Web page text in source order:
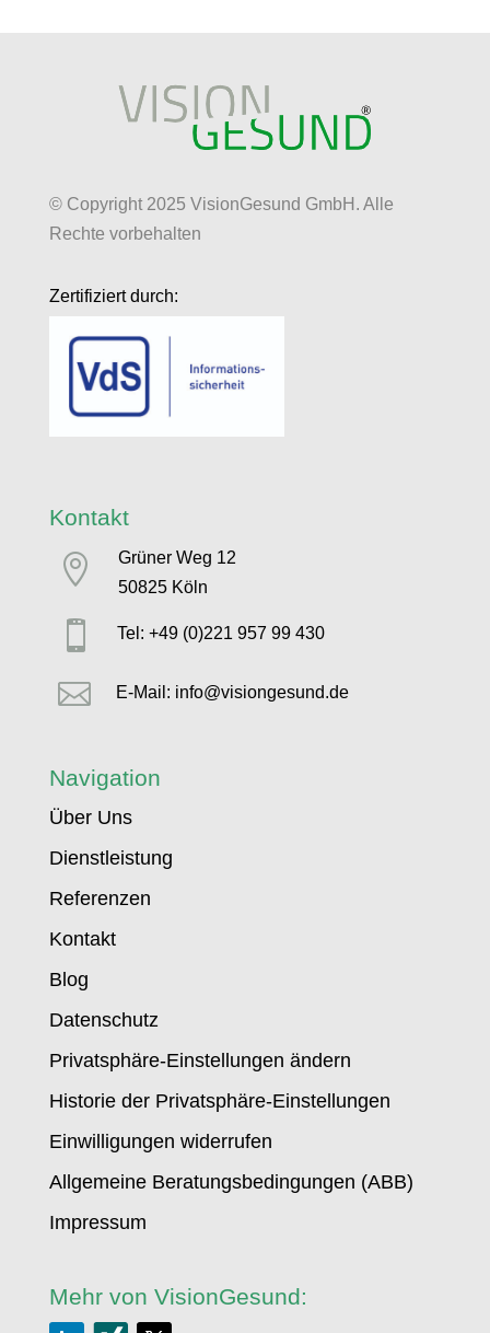
© Copyright 2025 VisionGesund GmbH. Alle
Rechte vorbehalten
Zertifiziert durch:
Kontakt

Grüner Weg 12
50825 Köln
 Tel: +49 (0)221 957 99 430
 E-Mail: info@visiongesund.de
Navigation
Über Uns
Dienstleistung
Referenzen
Kontakt
Blog
Datenschutz
Privatsphäre-Einstellungen ändern
Historie der Privatsphäre-Einstellungen
Einwilligungen widerrufen
Allgemeine Beratungsbedingungen (ABB)
Impressum
Mehr von VisionGesund: